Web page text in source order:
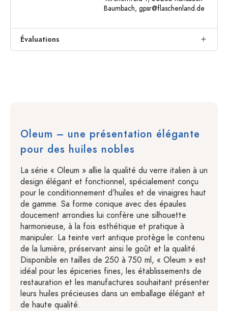
Baumbach, gpsr@flaschenland.de
Évaluations
Oleum – une présentation élégante
pour des huiles nobles
La série « Oleum » allie la qualité du verre italien à un
design élégant et fonctionnel, spécialement conçu
pour le conditionnement d’huiles et de vinaigres haut
de gamme. Sa forme conique avec des épaules
doucement arrondies lui confère une silhouette
harmonieuse, à la fois esthétique et pratique à
manipuler. La teinte vert antique protège le contenu
de la lumière, préservant ainsi le goût et la qualité.
Disponible en tailles de 250 à 750 ml, « Oleum » est
idéal pour les épiceries fines, les établissements de
restauration et les manufactures souhaitant présenter
leurs huiles précieuses dans un emballage élégant et
de haute qualité.